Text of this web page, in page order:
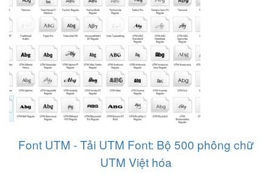
Font UTM - Tải UTM Font: Bộ 500 phông chữ
UTM Việt hóa